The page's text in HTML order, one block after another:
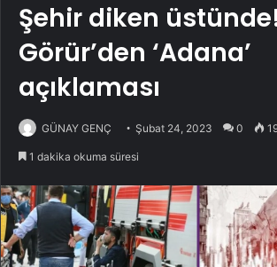
Şehir diken
Görür’den ‘Adana’
açıklaması
GÜNAY GENÇ Şubat 24, 2023 0
1 dakika okuma süresi